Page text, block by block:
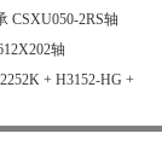
CSXU050-2RS轴
轴
+ H3152-HG +